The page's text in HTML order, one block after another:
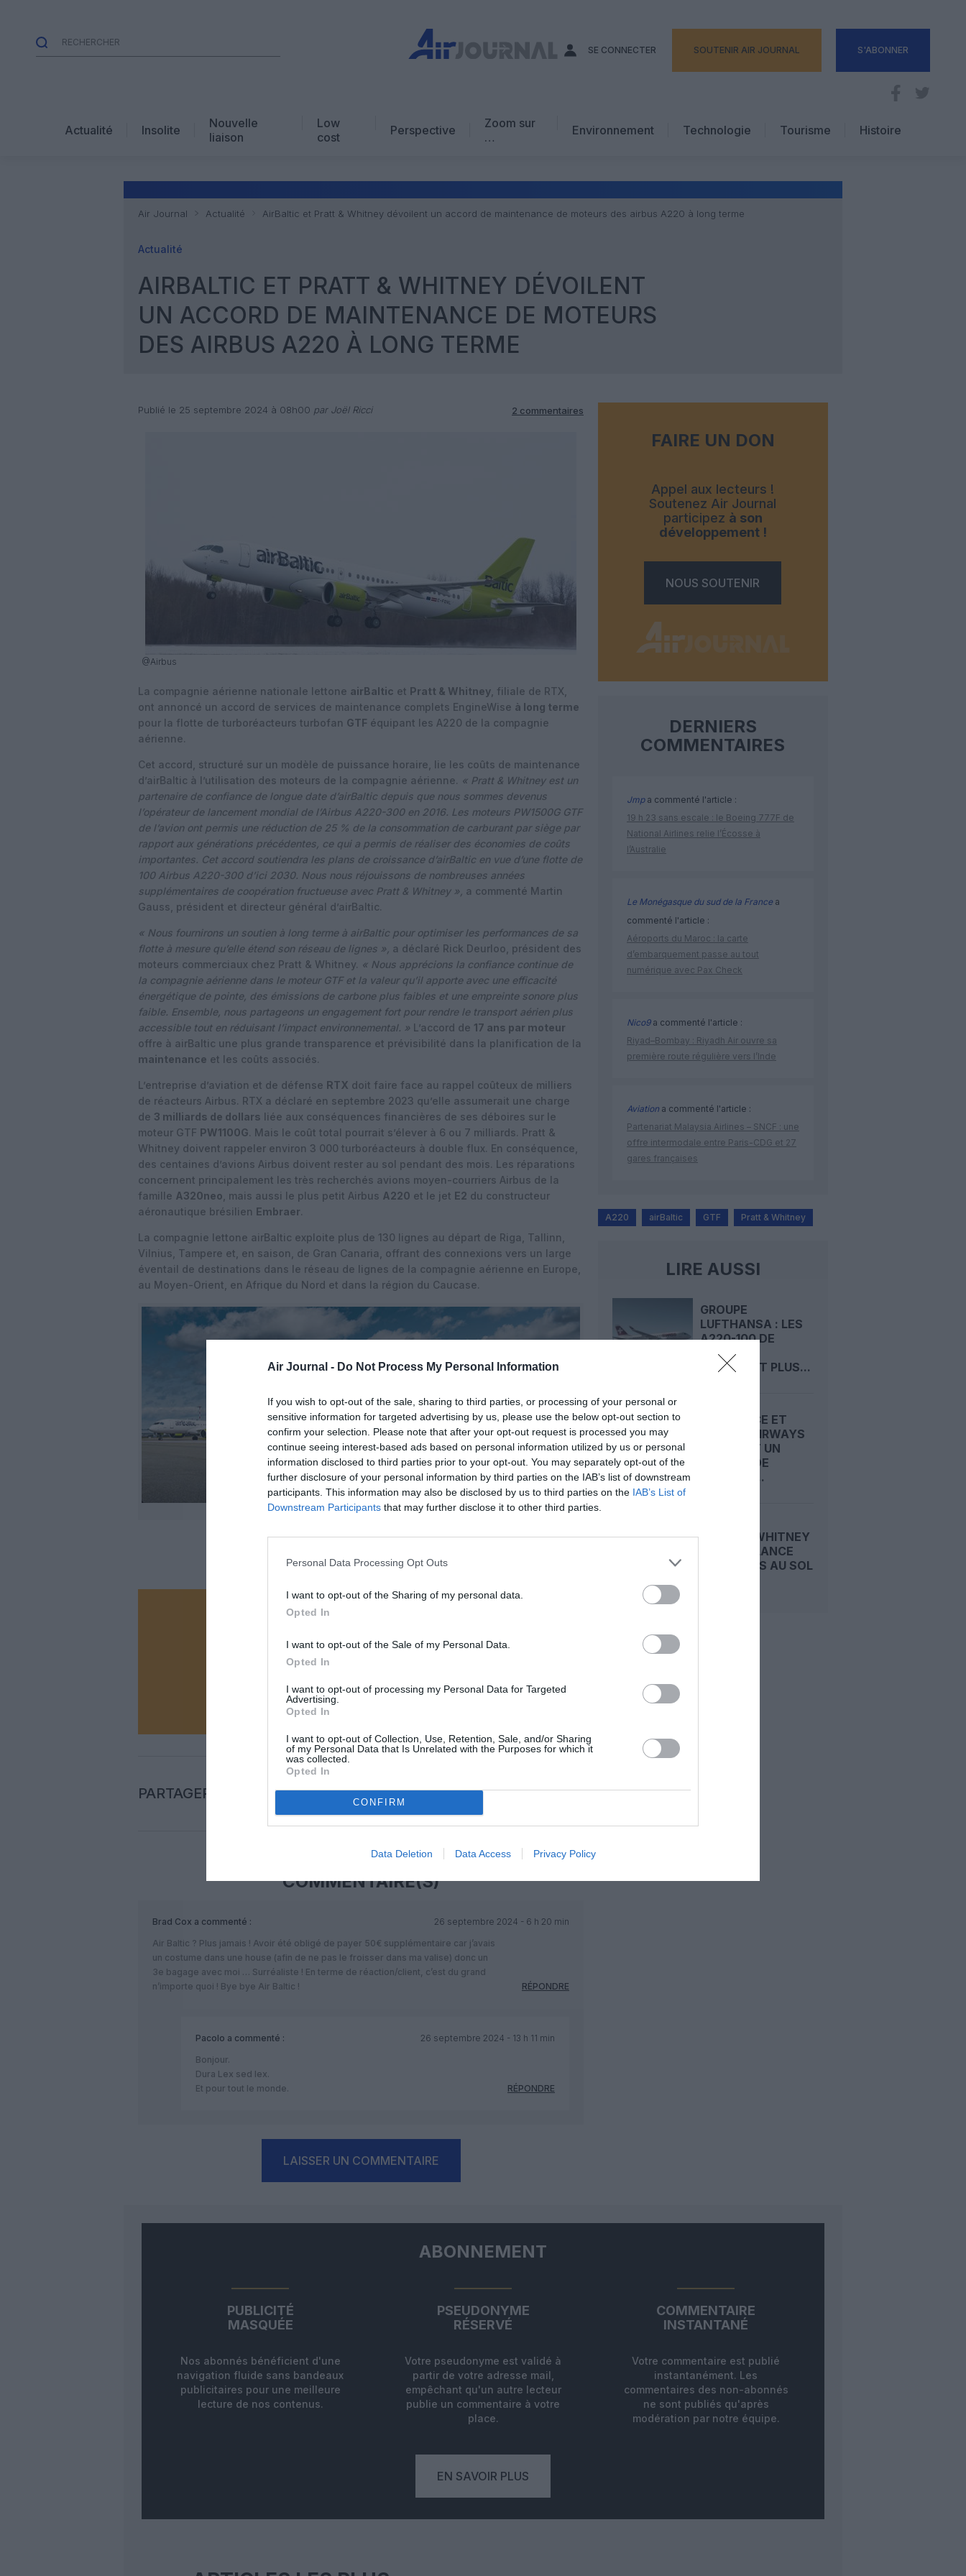
Air Journal - Do Not Process My Personal Information
If you wish to opt-out of the sale, sharing to third parties, or processing of your personal or
sensitive information for targeted advertising by us, please use the below opt-out section to
confirm your selection. Please note that after your opt-out request is processed you may
continue seeing interest-based ads based on personal information utilized by us or personal
information disclosed to third parties prior to your opt-out. You may separately opt-out of the
further disclosure of your personal information by third parties on the IAB’s list of downstream
participants. This information may also be disclosed by us to third parties on the IAB’s List of
Downstream Participants that may further disclose it to other third parties.
Personal Data Processing Opt Outs
I want to opt-out of the Sharing of my personal data.
Opted In
I want to opt-out of the Sale of my Personal Data.
Opted In
I want to opt-out of processing my Personal Data for Targeted
Advertising.
Opted In
I want to opt-out of Collection, Use, Retention, Sale, and/or Sharing
of my Personal Data that Is Unrelated with the Purposes for which it
was collected.
Opted In
CONFIRM
Data Deletion Data Access Privacy Policy
SE CONNECTER SOUTENIR AIR JOURNAL S'ABONNER
Actualité Insolite
Nouvelle
liaison
Low
cost
Perspective
Zoom sur
…
Avis d’expert
Environnement Technologie
Tourisme
Hôtellerie
Histoire
Air Journal Actualité AirBaltic et Pratt & Whitney dévoilent un accord de maintenance de moteurs des airbus A220 à long terme
Actualité
AIRBALTIC ET PRATT & WHITNEY DÉVOILENT
UN ACCORD DE MAINTENANCE DE MOTEURS
DES AIRBUS A220 À LONG TERME
Publié le 25 septembre 2024 à 08h00 par Joël Ricci 2 commentaires
@Airbus
La compagnie aérienne nationale lettone airBaltic et Pratt & Whitney , filiale de RTX,
ont annoncé un accord de services de maintenance complets EngineWise à long terme
pour la flotte de turboréacteurs turbofan GTF équipant les A220 de la compagnie
aérienne.
Cet accord, structuré sur un modèle de puissance horaire, lie les coûts de maintenance
d’airBaltic à l’utilisation des moteurs de la compagnie aérienne. « Pratt & Whitney est un
partenaire de confiance de longue date d’airBaltic depuis que nous sommes devenus
l’opérateur de lancement mondial de l’Airbus A220-300 en 2016. Les moteurs PW1500G GTF
de l’avion ont permis une réduction de 25 % de la consommation de carburant par siège par
rapport aux générations précédentes, ce qui a permis de réaliser des économies de coûts
importantes. Cet accord soutiendra les plans de croissance d’airBaltic en vue d’une flotte de
100 Airbus A220-300 d’ici 2030. Nous nous réjouissons de nombreuses années
supplémentaires de coopération fructueuse avec Pratt & Whitney », a commenté Martin
Gauss, président et directeur général d’airBaltic.
« Nous fournirons un soutien à long terme à airBaltic pour optimiser les performances de sa
flotte à mesure qu’elle étend son réseau de lignes », a déclaré Rick Deurloo, président des
moteurs commerciaux chez Pratt & Whitney. « Nous apprécions la confiance continue de
la compagnie aérienne dans le moteur GTF et la valeur qu’il apporte avec une efficacité
énergétique de pointe, des émissions de carbone plus faibles et une empreinte sonore plus
faible. Ensemble, nous partageons un engagement fort pour rendre le transport aérien plus
accessible tout en réduisant l’impact environnemental. » L’accord de 17 ans par moteur
offre à airBaltic une plus grande transparence et prévisibilité dans la planification de la
maintenance et les coûts associés.
L’entreprise d’aviation et de défense RTX doit faire face au rappel coûteux de milliers
de réacteurs Airbus. RTX a déclaré en septembre 2023 qu’elle assumerait une charge
de 3 milliards de dollars liée aux conséquences financières de ses déboires sur le
moteur GTF PW1100G. Mais le coût total pourrait s’élever à 6 ou 7 milliards. Pratt &
Whitney doivent rappeler environ 3 000 turboréacteurs à double flux. En conséquence,
des centaines d’avions Airbus doivent rester au sol pendant des mois. Les réparations
concernent principalement les très recherchés avions moyen-courriers Airbus de la
famille A320neo , mais aussi le plus petit Airbus A220 et le jet E2 du constructeur
aéronautique brésilien Embraer.
La compagnie lettone airBaltic exploite plus de 130 lignes au départ de Riga, Tallinn,
Vilnius, Tampere et, en saison, de Gran Canaria, offrant des connexions vers un large
éventail de destinations dans le réseau de lignes de la compagnie aérienne en Europe,
au Moyen-Orient, en Afrique du Nord et dans la région du Caucase.
©airBaltic
Vous avez apprécié l’article ?
Soutenez-nous, faites un don !
NOUS SOUTENIR
PARTAGER L'ARTICLE
FacebookTwitterPinterestLinkedInEmail Print
COMMENTAIRE(S)
Brad Cox a commenté :
26 septembre 2024 - 6 h 20 min
Air Baltic ? Plus jamais ! Avoir été obligé de payer 50€ supplémentaire car j’avais
un costume dans une house (afin de ne pas le froisser dans ma valise) donc un
3e bagage avec moi … Surréaliste ! En terme de réaction/client, c’est du grand
n’importe quoi ! Bye bye Air Baltic !
RÉPONDRE
Pacolo a commenté :
26 septembre 2024 - 13 h 11 min
Bonjour.
Dura Lex sed lex.
Et pour tout le monde.
RÉPONDRE
LAISSER UN COMMENTAIRE
FAIRE UN DON
Appel aux lecteurs !
Soutenez Air Journal
participez à son
développement !
NOUS SOUTENIR
DERNIERS
COMMENTAIRES
Jmpa commenté l'article :
19 h 23 sans escale : le Boeing 777F de
National Airlines relie l’Écosse à
l’Australie
Le Monégasque du sud de la Francea
commenté l'article :
Aéroports du Maroc : la carte
d’embarquement passe au tout
numérique avec Pax Check
Nico9a commenté l'article :
Riyad–Bombay : Riyadh Air ouvre sa
première route régulière vers l’Inde
Aviation a commenté l'article :
Partenariat Malaysia Airlines – SNCF : une
offre intermodale entre Paris-CDG et 27
gares françaises
A220 airBaltic GTF Pratt & Whitney
LIRE AUSSI
GROUPE
LUFTHANSA : LES
A220-100 DE
SWISS NE
DEVRAIENT PLUS...
AIR FRANCE ET
CYPRUS AIRWAYS
SCELLENT UN
ACCORD DE
PARTAGE...
PRATT & WHITNEY
CANADA LANCE
LES ESSAIS AU SOL
ABONNEMENT
PUBLICITÉ
MASQUÉE
Nos abonnés bénéficient d'une
navigation fluide sans bandeaux
publicitaires pour une meilleure
lecture de nos contenus.
PSEUDONYME
RÉSERVÉ
Votre pseudonyme est validé à
partir de votre adresse mail,
empêchant qu'un autre lecteur
publie un commentaire à votre
place.
COMMENTAIRE
INSTANTANÉ
Votre commentaire est publié
instantanément. Les
commentaires des non-abonnés
ne sont publiés qu'après
modération par notre équipe.
EN SAVOIR PLUS